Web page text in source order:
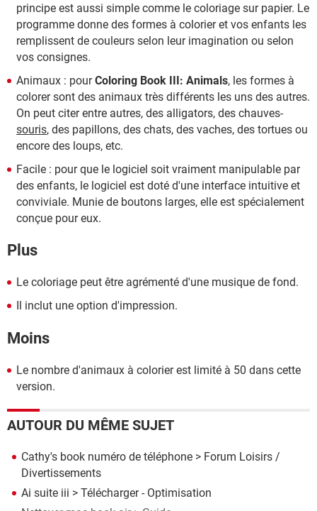
principe est aussi simple comme le coloriage sur papier. Le
programme donne des formes à colorier et vos enfants les
remplissent de couleurs selon leur imagination ou selon
vos consignes.
Animaux : pourColoring Book III: Animals, les formes à
colorer sont des animaux très différents les uns des autres.
On peut citer entre autres, des alligators, des chauves-
souris, des papillons, des chats, des vaches, des tortues ou
encore des loups, etc.
Facile : pour que le logiciel soit vraiment manipulable par
des enfants, le logiciel est doté d'une interface intuitive et
conviviale. Munie de boutons larges, elle est spécialement
conçue pour eux.
Plus
Le coloriage peut être agrémenté d'une musique de fond.
Il inclut une option d'impression.
Moins
Le nombre d'animaux à colorier est limité à 50 dans cette
version.
AUTOUR DU MÊME SUJET
Cathy's book numéro de téléphone > Forum Loisirs /
Divertissements
Ai suite iii > Télécharger - Optimisation